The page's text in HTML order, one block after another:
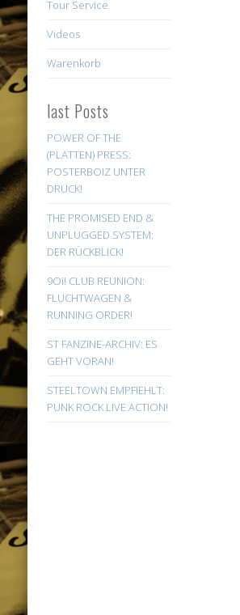
Tour Service
Videos
Warenkorb
last Posts
POWER OF THE
(PLATTEN) PRESS:
POSTERBOIZ UNTER
DRUCK!
THE PROMISED END &
UNPLUGGED SYSTEM:
DER RÜCKBLICK!
9Oi! CLUB REUNION:
FLUCHTWAGEN &
RUNNING ORDER!
ST FANZINE-ARCHIV: ES
GEHT VORAN!
STEELTOWN EMPFIEHLT:
PUNK ROCK LIVE ACTION!